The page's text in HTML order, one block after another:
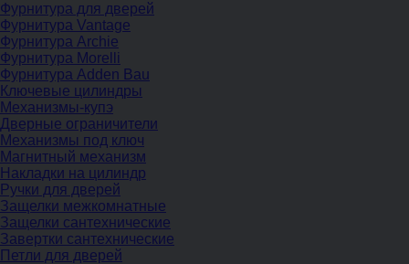
Фурнитура для дверей
Фурнитура Vantage
Фурнитура Archie
Фурнитура Morelli
Фурнитура Adden Bau
Ключевые цилиндры
Механизмы-купэ
Дверные ограничители
Механизмы под ключ
Магнитный механизм
Накладки на цилиндр
Ручки для дверей
Защелки межкомнатные
Защелки сантехнические
Завертки сантехнические
Петли для дверей